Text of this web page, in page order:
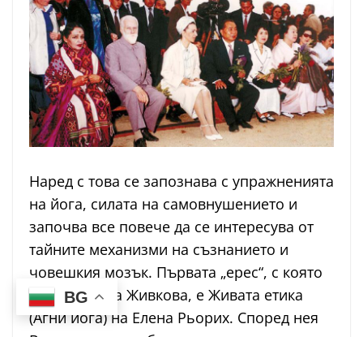
Наред с това се запознава с упражненията
на йога, силата на самовнушението и
започва все повече да се интересува от
тайните механизми на съзнанието и
човешкия мозък. Първата „ерес“, с която
се запознава Живкова, е Живата етика
(Агни йога) на Елена Рьорих. Според нея
BG